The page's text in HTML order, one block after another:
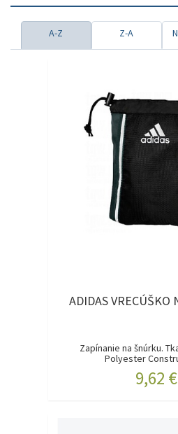
A-Z Z-A
ADIDAS VRECÚŠKO
Zapínanie na šnúrku.
Polyester
9,62 €